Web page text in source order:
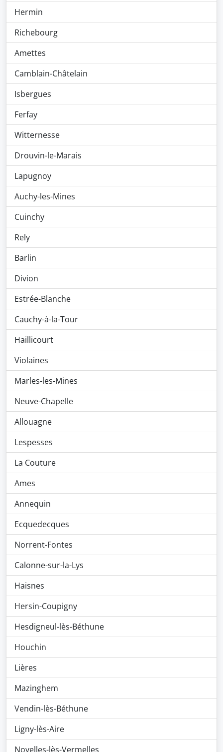
Hermin
Richebourg
Amettes
Camblain-Châtelain
Isbergues
Ferfay
Witternesse
Drouvin-le-Marais
Lapugnoy
Auchy-les-Mines
Cuinchy
Rely
Barlin
Divion
Estrée-Blanche
Cauchy-à-la-Tour
Haillicourt
Violaines
Marles-les-Mines
Neuve-Chapelle
Allouagne
Lespesses
La Couture
Ames
Annequin
Ecquedecques
Norrent-Fontes
Calonne-sur-la-Lys
Haisnes
Hersin-Coupigny
Hesdigneul-lès-Béthune
Houchin
Lières
Mazinghem
Vendin-lès-Béthune
Ligny-lès-Aire
Noyelles-lès-Vermelles